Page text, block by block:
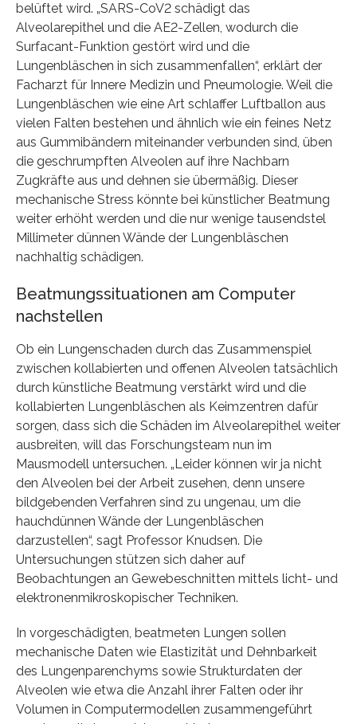
belüftet wird. „SARS-CoV2 schädigt das
Alveolarepithel und die AE2-Zellen, wodurch die
Surfacant-Funktion gestört wird und die
Lungenbläschen in sich zusammenfallen“, erklärt der
Facharzt für Innere Medizin und Pneumologie. Weil die
Lungenbläschen wie eine Art schlaffer Luftballon aus
vielen Falten bestehen und ähnlich wie ein feines Netz
aus Gummibändern miteinander verbunden sind, üben
die geschrumpften Alveolen auf ihre Nachbarn
Zugkräfte aus und dehnen sie übermäßig. Dieser
mechanische Stress könnte bei künstlicher Beatmung
weiter erhöht werden und die nur wenige tausendstel
Millimeter dünnen Wände der Lungenbläschen
nachhaltig schädigen.
Beatmungssituationen am Computer
nachstellen
Ob ein Lungenschaden durch das Zusammenspiel
zwischen kollabierten und offenen Alveolen tatsächlich
durch künstliche Beatmung verstärkt wird und die
kollabierten Lungenbläschen als Keimzentren dafür
sorgen, dass sich die Schäden im Alveolarepithel weiter
ausbreiten, will das Forschungsteam nun im
Mausmodell untersuchen. „Leider können wir ja nicht
den Alveolen bei der Arbeit zusehen, denn unsere
bildgebenden Verfahren sind zu ungenau, um die
hauchdünnen Wände der Lungenbläschen
darzustellen“, sagt Professor Knudsen. Die
Untersuchungen stützen sich daher auf
Beobachtungen an Gewebeschnitten mittels licht- und
elektronenmikroskopischer Techniken.
In vorgeschädigten, beatmeten Lungen sollen
mechanische Daten wie Elastizität und Dehnbarkeit
des Lungenparenchyms sowie Strukturdaten der
Alveolen wie etwa die Anzahl ihrer Falten oder ihr
Volumen in Computermodellen zusammengeführt